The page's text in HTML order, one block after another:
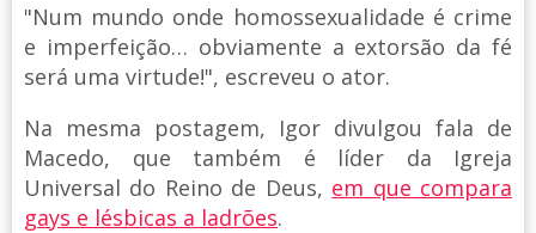
"Num mundo onde homossexualidade é crime
e imperfeição… obviamente a extorsão da fé
será uma virtude!", escreveu o ator.
Na mesma postagem, Igor divulgou fala de
Macedo, que também é líder da Igreja
Universal do Reino de Deus, em que compara
gays e lésbicas a ladrões.